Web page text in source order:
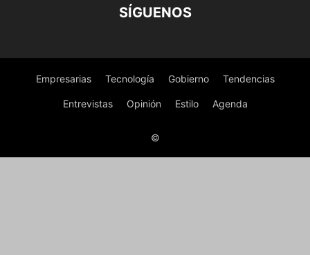
SÍGUENOS
Empresarias Tecnología Gobierno Tendencias
Entrevistas Opinión Estilo Agenda
©